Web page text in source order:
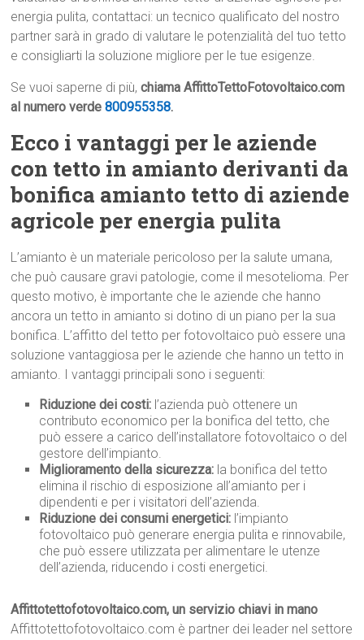
energia pulita, contattaci: un tecnico qualificato del nostro
partner sarà in grado di valutare le potenzialità del tuo tetto
e consigliarti la soluzione migliore per le tue esigenze.
Se vuoi saperne di più,chiama AffittoTettoFotovoltaico.com
al numero verde800955358.
Ecco i vantaggi per le aziende
con tetto in amianto derivanti da
bonifica amianto tetto di aziende
agricole per energia pulita
L’amianto è un materiale pericoloso per la salute umana,
che può causare gravi patologie, come il mesotelioma. Per
questo motivo, è importante che le aziende che hanno
ancora un tetto in amianto si dotino di un piano per la sua
bonifica. L’affitto del tetto per fotovoltaico può essere una
soluzione vantaggiosa per le aziende che hanno un tetto in
amianto. I vantaggi principali sono i seguenti:
Riduzione dei costi: l’azienda può ottenere un
contributo economico per la bonifica del tetto, che
può essere a carico dell’installatore fotovoltaico o del
gestore dell’impianto.
Miglioramento della sicurezza: la bonifica del tetto
elimina il rischio di esposizione all’amianto per i
dipendenti e per i visitatori dell’azienda.
Riduzione dei consumi energetici: l’impianto
fotovoltaico può generare energia pulita e rinnovabile,
che può essere utilizzata per alimentare le utenze
dell’azienda, riducendo i costi energetici.
Affittotettofotovoltaico.com, un servizio chiavi in mano
Affittotettofotovoltaico.com è partner dei leader nel settore